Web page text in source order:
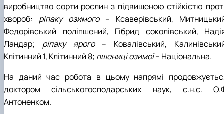
виробництво сорти рослин з підвищеною стійкістю
хво­роб: ріпаку озимого– Ксаверівський,
Федорівський поліпшений, Гібрид соколівський,
Ландар; ріпаку ярого– Ковалівський,
Клітинний 1, Клітинний 8; пшениці озимої– Національна.
На даний час робота в цьому напрямі
доктором сільськогосподарських наук, с.н.с.
Антоненком.